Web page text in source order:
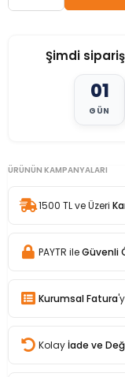
Şimdi
01
GÜN
ÜRÜNÜN KAMPANYALARI
1500 TL ve Üzeri
PAYTR ileGüvenli
Kurumsal Fatura
Kolay İade ve